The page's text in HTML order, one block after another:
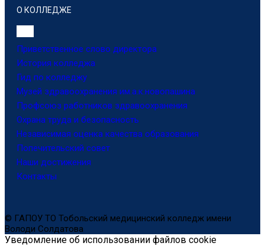
О КОЛЛЕДЖЕ
Приветственное слово директора
История колледжа
Гид по колледжу
Музей здравоохранения им.а.к.новопашина
Профсоюз работников здравоохранения
Охрана труда и безопасность
Независимая оценка качества образования
Попечительский совет
Наши достижения
Контакты
© ГАПОУ ТО Тобольский медицинский колледж имени
Володи Солдатова
Уведомление об использовании файлов cookie